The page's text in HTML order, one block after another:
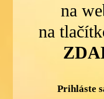
na
na
Prihláste